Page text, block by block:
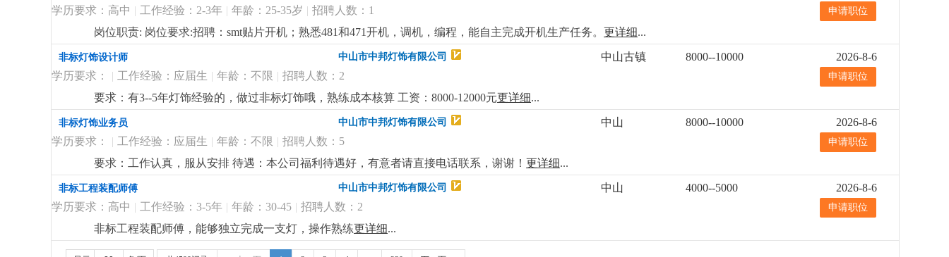
学历要求：高中 | 工作经验：2-3年 | 年龄：25-35岁 | 招聘人数：1 申请职位
岗位职责: 岗位要求:招聘：smt贴片开机；熟悉481和471开机，调机，编程，能自主完成开机生产任务。 更详细...
非标灯饰设计师 中山市中邦灯饰有限公司 中山古镇 8000--10000
2026-8-6
学历要求：
| 工作经验：应届生 | 年龄：不限 | 招聘人数：2 申请职位
要求：有3--5年灯饰经验的，做过非标灯饰哦，熟练成本核算 工资：8000-12000元更详细...
非标灯饰业务员 中山市中邦灯饰有限公司 中山 8000--10000
2026-8-6
学历要求：
| 工作经验：应届生 | 年龄：不限 | 招聘人数：5 申请职位
要求：工作认真，服从安排 待遇：本公司福利待遇好，有意者请直接电话联系，谢谢！ 更详细...
非标工程装配师傅 中山市中邦灯饰有限公司 中山 4000--5000
2026-8-6
学历要求：高中 | 工作经验：3-5年 | 年龄：30-45 | 招聘人数：2 申请职位
非标工程装配师傅，能够独立完成一支灯，操作熟练更详细...